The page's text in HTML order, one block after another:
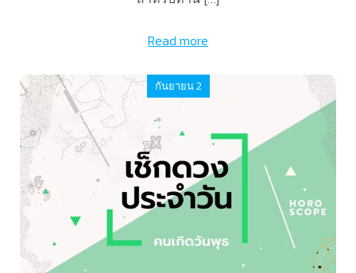
Read more
กันยายน 2